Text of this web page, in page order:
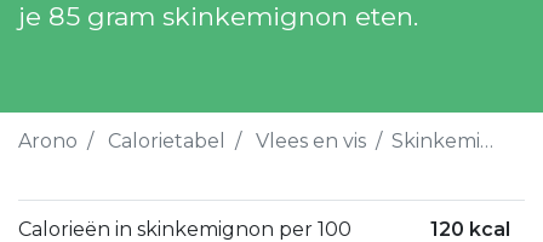
je 85 gram skinkemignon eten.
Arono Calorietabel Vlees en vis Skinkemignon
Calorieën in skinkemignon per 100
120 kcal